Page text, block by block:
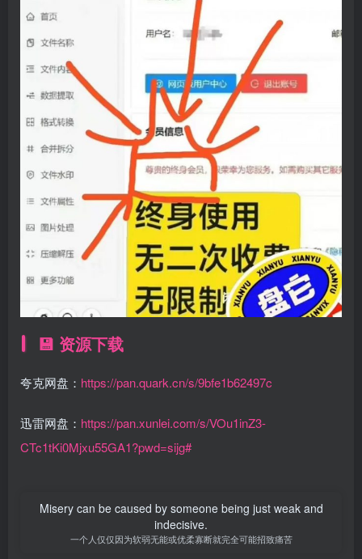
💾 资源下载
夸克网盘： https://pan.quark.cn/s/9bfe1b62497c
迅雷网盘： https://pan.xunlei.com/s/VOu1inZ3-
CTc1tKi0Mjxu55GA1?pwd=sijg#
Misery can be caused by someone being just weak and
indecisive.
一个人仅仅因为软弱无能或优柔寡断就完全可能招致痛苦